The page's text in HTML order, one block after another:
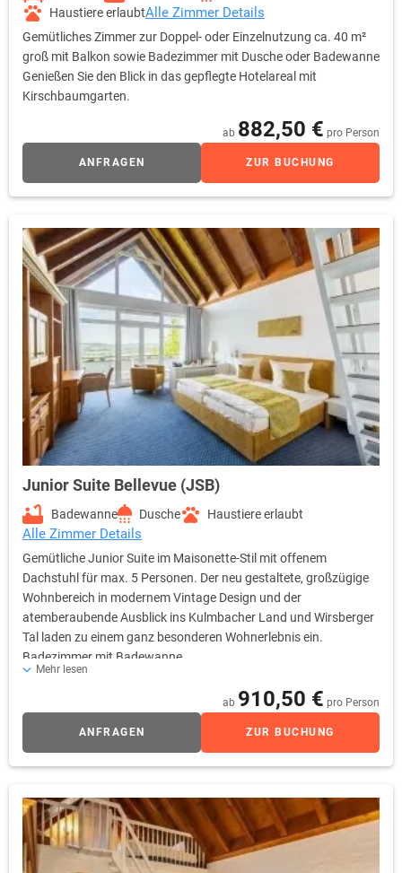
Haustiere erlaubtAlle Zimmer Details
Gemütliches Zimmer zur Doppel- oder Einzelnutzung ca. 40 m²
groß mit Balkon sowie Badezimmer mit Dusche oder Badewanne
Genießen Sie den Blick in das gepflegte Hotelareal mit
Kirschbaumgarten.
ab 882,50 € pro Person
ANFRAGEN ZUR BUCHUNG
Junior Suite Bellevue (JSB)
Badewanne Dusche Haustiere erlaubt
Alle Zimmer Details
Gemütliche Junior Suite im Maisonette-Stil mit offenem
Dachstuhl für max. 5 Personen. Der neu gestaltete, großzügige
Wohnbereich in modernem Vintage Design und der
atemberaubende Ausblick ins Kulmbacher Land und Wirsberger
Tal laden zu einem ganz besonderen Wohnerlebnis ein.
Badezimmer mit Badewanne
Mehr lesen
ab 910,50 € pro Person
ANFRAGEN ZUR BUCHUNG